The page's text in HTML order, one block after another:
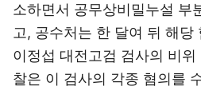
소하면서 공무상비밀누설 부
고, 공수처는 한 달여 뒤 해당
이정섭 대전고검 검사의 비
찰은 이 검사의 각종 혐의를